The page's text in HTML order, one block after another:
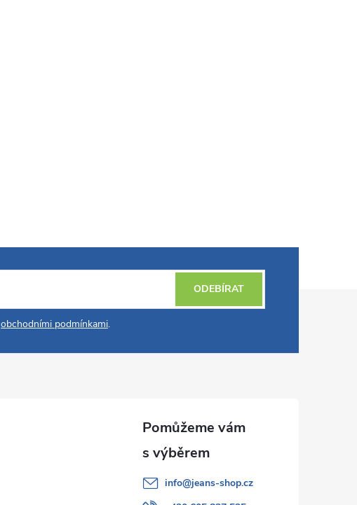
obchodními podmínkami.
ODEBÍRAT
info@jeans-shop.cz